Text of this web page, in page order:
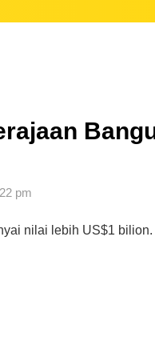
pm
nilai lebih US$1 bilion.